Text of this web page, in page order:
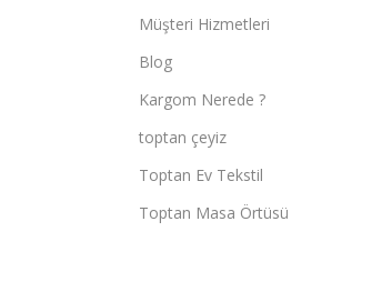
Müşteri Hizmetleri
Blog
Kargom Nerede ?
toptan çeyiz
Toptan Ev Tekstil
Toptan Masa Örtüsü